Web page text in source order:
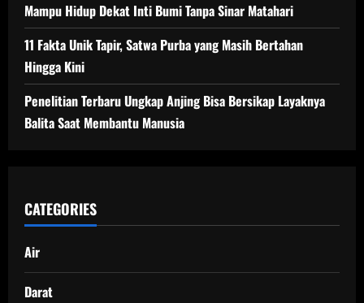
Mampu Hidup Dekat Inti Bumi Tanpa Sinar Matahari
11 Fakta Unik Tapir, Satwa Purba yang Masih Bertahan
Hingga Kini
Penelitian Terbaru Ungkap Anjing Bisa Bersikap Layaknya
Balita Saat Membantu Manusia
CATEGORIES
Air
Darat